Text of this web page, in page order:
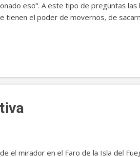
eso”. A este tipo de preguntas las
tienen el poder de movernos, de
siguiente ejercicio exploratorio para
preguntas_potenciadoras.pdf O
puede usar el formulario
el mirador en el Faro de la Isla del